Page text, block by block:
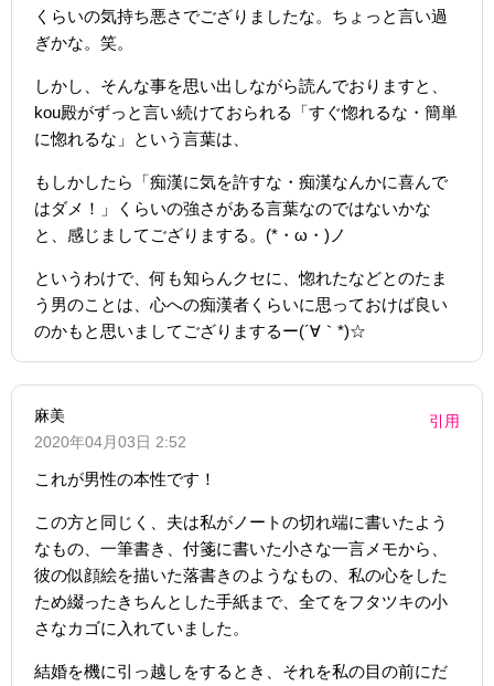
くらいの気持ち悪さでござりましたな。ちょっと言い過
ぎかな。笑。
しかし、そんな事を思い出しながら読んでおりますと、
kou殿がずっと言い続けておられる「すぐ惚れるな・簡単
に惚れるな」という言葉は、
もしかしたら「痴漢に気を許すな・痴漢なんかに喜んで
はダメ！」くらいの強さがある言葉なのではないかな
と、感じましてござりまする。(*・ω・)ノ
というわけで、何も知らんクセに、惚れたなどとのたま
う男のことは、心への痴漢者くらいに思っておけば良い
のかもと思いましてござりまするー(´∀｀*)☆
麻美
2020年04月03日 2:52
引用
これが男性の本性です！
この方と同じく、夫は私がノートの切れ端に書いたよう
なもの、一筆書き、付箋に書いた小さな一言メモから、
彼の似顔絵を描いた落書きのようなもの、私の心をした
ため綴ったきちんとした手紙まで、全てをフタツキの小
さなカゴに入れていました。
結婚を機に引っ越しをするとき、それを私の目の前にだ